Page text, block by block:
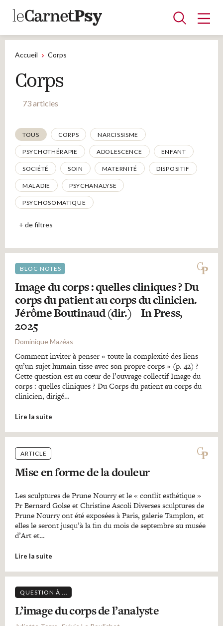
Articles
A la une
Adolescence
Dispositif
Enfance
Périnatalité
Psychanalyse
Psychopathologie
Soin
Auteurs
Blocs-notes
Recherches
Entretiens
Revues
Colloque
Mon panier
Mon compte
Accueil Corps
Corps
73 articles
Thématiques
TOUS CORPS NARCISSISME
PSYCHOTHÉRAPIE ADOLESCENCE ENFANT
SOCIÉTÉ SOIN MATERNITÉ DISPOSITIF
MALADIE PSYCHANALYSE
PSYCHOSOMATIQUE
+ de filtres
BLOC-NOTES
Image du corps : quelles cliniques ? Du
corps du patient au corps du clinicien.
Jérôme Boutinaud (dir.) – In Press,
2025
Dominique Mazéas
Comment inviter à penser « toute la complexité des liens
qu’un sujet humain tisse avec son propre corps » (p. 42) ?
Cette question est au cœur de l’ouvrage collectif Image du
corps : quelles cliniques ? Du Corps du patient au corps du
clinicien, dirigé…
Lire la suite
ARTICLE
Mise en forme de la douleur
Les sculptures de Prune Nourry et le « conflit esthétique »
Pr Bernard Golse et Christine Ascoli Diverses sculptures de
Prune Nourry ont été exposées à Paris, galerie Tamplon, et
elles le seront jusqu’à la fin du mois de septembre au musée
d’Art et…
Lire la suite
QUESTION À ...
L’image du corps de l’analyste